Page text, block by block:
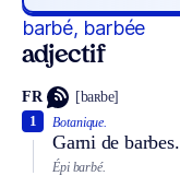
barbé, barbée
adjectif
FR [baʀbe]
Botanique.
Garni de barbes.
1
Épi barbé.